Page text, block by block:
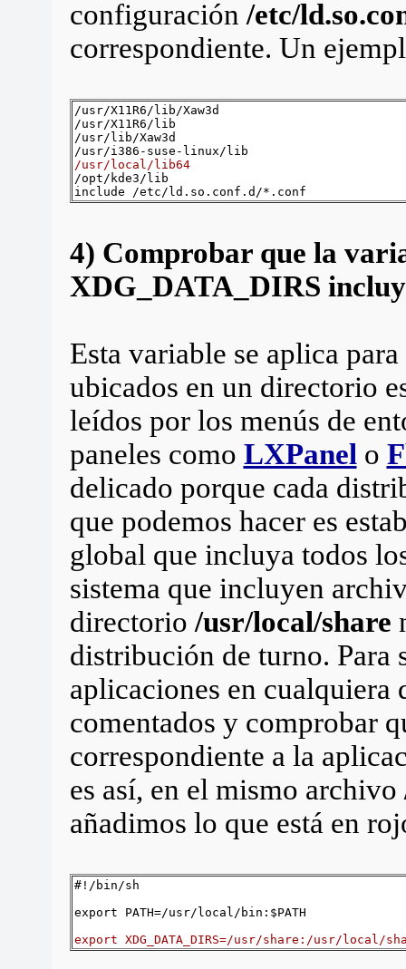
configuración /etc/
correspondiente. Un
/usr/X11R6/lib/Xaw3d
/usr/X11R6/lib
/usr/lib/Xaw3d
/usr/i386-suse-linux/lib
/usr/local/lib64
/opt/kde3/lib
include /etc/ld.so.conf.d/*.conf
4) Comprobar que la
XDG_DATA_DIRS
Esta variable se aplica
ubicados en un directorio
leídos por los menús de
paneles como LXPanel o
delicado porque cada
que podemos hacer es
global que incluya todos
sistema que incluyen
directorio /usr/local/share
distribución de turno. Para
aplicaciones en cualquiera
comentados y comprobar
correspondiente a la
es así, en el mismo archivo
añadimos lo que está en
#!/bin/sh
export PATH=/usr/local/bin:$PATH
export XDG_DATA_DIRS=/usr/share:/usr/local/